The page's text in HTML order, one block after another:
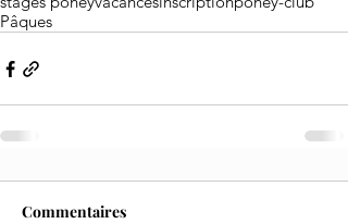
Pâques
Commentaires